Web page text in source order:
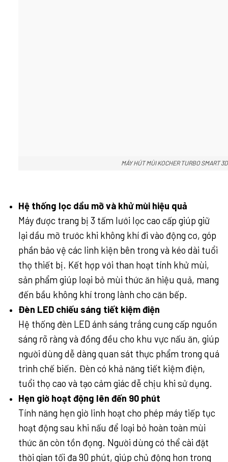
MÁY HÚT MÙI KOCHER TURBO SMART
Hệ thống lọc dầu mỡ và khử mùi hiệu quả
Máy được trang bị 3 tấm lưới lọc cao cấp giúp giữ
lại dầu mỡ trước khi không khí đi vào động cơ, góp
phần bảo vệ các linh kiện bên trong và kéo dài tuổi
thọ thiết bị. Kết hợp với than hoạt tính khử mùi,
sản phẩm giúp loại bỏ mùi thức ăn hiệu quả, mang
đến bầu không khí trong lành cho căn bếp.
Đèn LED chiếu sáng tiết kiệm điện
Hệ thống đèn LED ánh sáng trắng cung cấp nguồn
sáng rõ ràng và đồng đều cho khu vực nấu ăn, giúp
người dùng dễ dàng quan sát thực phẩm trong quá
trình chế biến. Đèn có khả năng tiết kiệm điện,
tuổi thọ cao và tạo cảm giác dễ chịu khi sử dụng.
Hẹn giờ hoạt động lên đến 90 phút
Tính năng hẹn giờ linh hoạt cho phép máy tiếp tục
hoạt động sau khi nấu để loại bỏ hoàn toàn mùi
thức ăn còn tồn đọng. Người dùng có thể cài đặt
thời gian tối đa 90 phút, giúp chủ động hơn trong